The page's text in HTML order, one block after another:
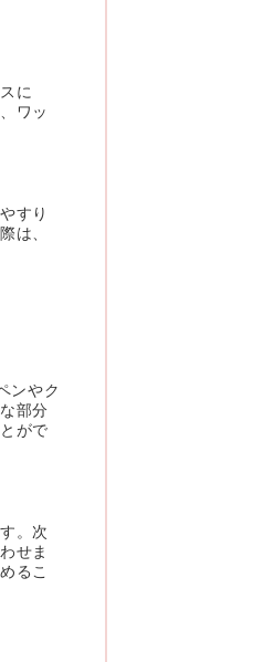
に
ワッ
すり
は、
ンやク
部分
がで
。次
せま
るこ